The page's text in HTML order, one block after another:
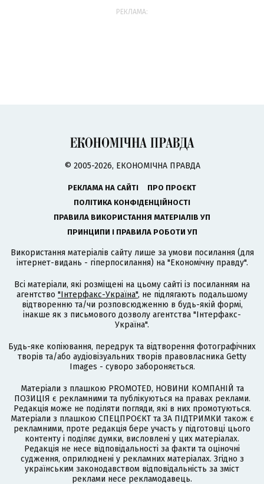
РЕКЛАМА:
© 2005-2026, ЕКОНОМІЧНА ПРАВДА
РЕКЛАМА НА САЙТІ
ПРО ПРОЄКТ
ПОЛІТИКА КОНФІДЕНЦІЙНОСТІ
ПРАВИЛА ВИКОРИСТАННЯ МАТЕРІАЛІВ УП
ПРИНЦИПИ І ПРАВИЛА РОБОТИ УП
Використання матеріалів сайту лише за умови посилання (для
інтернет-видань - гіперпосилання) на "Економічну правду".
Всі матеріали, які розміщені на цьому сайті із посиланням на
агентство "Інтерфакс-Україна", не підлягають подальшому
відтворенню та/чи розповсюдженню в будь-якій формі,
інакше як з письмового дозволу агентства "Інтерфакс-
Україна".
Будь-яке копіювання, передрук та відтворення фотографічних
творів та/або аудіовізуальних творів правовласника Getty
Images - суворо забороняється.
Матеріали з плашкою PROMOTED, НОВИНИ КОМПАНІЙ та
ПОЗИЦІЯ є рекламними та публікуються на правах реклами.
Редакція може не поділяти погляди, які в них промотуються.
Матеріали з плашкою СПЕЦПРОЄКТ та ЗА ПІДТРИМКИ також є
рекламними, проте редакція бере участь у підготовці цього
контенту і поділяє думки, висловлені у цих матеріалах.
Редакція не несе відповідальності за факти та оціночні
судження, оприлюднені у рекламних матеріалах. Згідно з
українським законодавством відповідальність за зміст
реклами несе рекламодавець.